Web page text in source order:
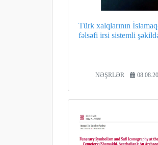
Türk xalqlarının
fəlsəfi irsi sistemli
NƏŞRLƏR